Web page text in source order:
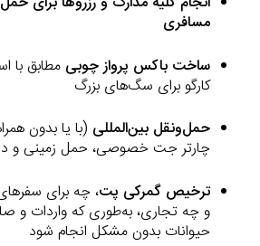
مسافری
ساخت باکس پرواز چوبی مطابق با
کارگو برای سگ‌های بزرگ
حمل‌ونقل بین‌المللی (با یا بدون
چارتر جت خصوصی، حمل زمینی و
ترخیص گمرکی پت‌، چه برای
و چه تجاری، به‌طوری که واردات و
حیوانات بدون مشکل انجام شود